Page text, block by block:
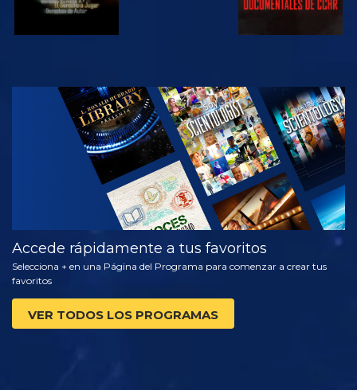
VE
EXPLORA LAS
SERIES
Accede rápidamente a tus favoritos
Selecciona + en una Página del Programa para comenzar a crear tus
favoritos
VER TODOS LOS PROGRAMAS